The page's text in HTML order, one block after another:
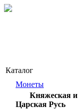
Каталог
Монеты
Княжеская и
Царская Русь